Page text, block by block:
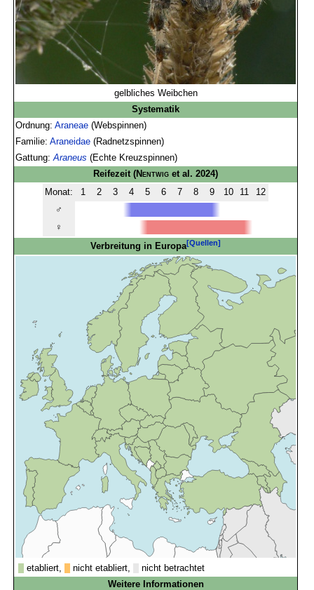
gelbliches Weibchen
Systematik
Ordnung:Araneae (Webspinnen)
Familie:Araneidae (Radnetzspinnen)
Gattung:Araneus (Echte Kreuzspinnen)
Reifezeit(Nentwig et al. 2024)
Monat:
1 2 3 4 5 6 7 8 9 10 11
12
♂
♀
Verbreitung in Europa[Quellen]
etabliert, nicht etabliert,
nicht betrachtet
Weitere Informationen